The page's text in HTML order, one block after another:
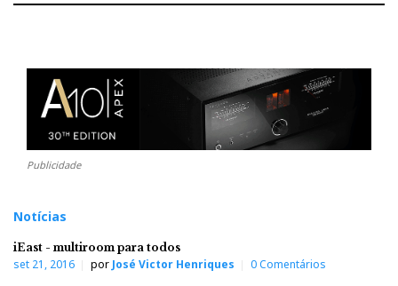
Publicidade
Notícias
iEast - multiroom para todos
set 21, 2016 por José Victor Henriques 0 Comentários